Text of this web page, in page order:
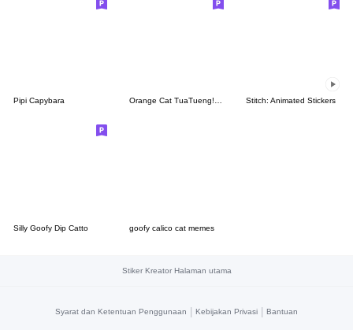
Pipi Capybara Orange Cat TuaTueng! (ENG) Stitch: Animated Stickers
Silly Goofy Dip Catto goofy calico cat memes
Stiker Kreator Halaman utama
Syarat dan Ketentuan Penggunaan | Kebijakan Privasi | Bantuan